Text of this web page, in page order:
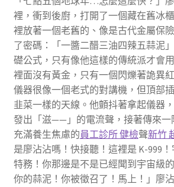
裡，衝到後廚，打開了一個藏在舊冰
裡放著一個老舊的、像是古代金屬保
了密碼：「一醬二醋三油四辣五蒜泥
礎公式，只有像他這樣的傳統派才會
裡面沒有黃金，只有一個閃爍著詭異
儀器很像一個老式的對講機，但頂部
韭菜一樣的天線。他顫抖著拿起儀器
發出「滋——」的電流聲，接著傳來一
充滿養生焦慮的員工診所 健檢聲新竹
是廖沾沾嗎！快接聽！這裡是 K-999
特務！你那邊是不是已經聞到宇宙級
你的蒜泥！你被徵召了！馬上！」廖